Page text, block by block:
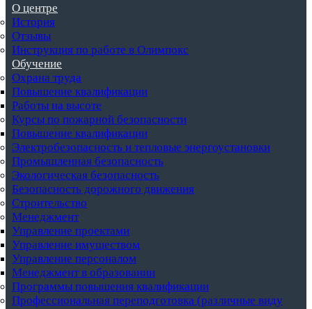
О центре
История
Отзывы
Инструкция по работе в Олимпокс
Обучение
Охрана труда
Повышение квалификации
Работы на высоте
Курсы по пожарной безопасности
Повышение квалификации
Электробезопасность и тепловые энергоустановки
Промышленная безопасность
Экологическая безопасность
Безопасность дорожного движения
Строительство
Менеджмент
Управление проектами
Управление имуществом
Управление персоналом
Менеджмент в образовании
Программы повышения квалификации
Профессиональная переподготовка (различные виду